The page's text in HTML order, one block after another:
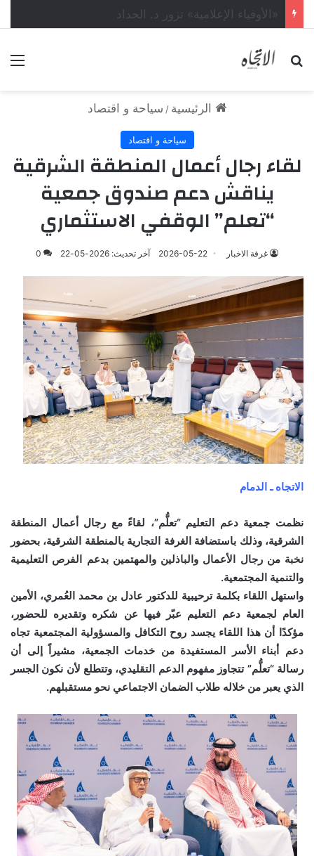
بحث عن
الرئيسية / سياحة و اقتصاد
سياحة و اقتصاد
لقاء رجال أعمال المنطقة الشرقية
يناقش دعم صندوق جمعية
“تعلم” الوقفي الاستثماري
غرفة الاخبار 2026-05-22 آخر تحديث: 2026-05-22 0
الاتجاه ـ الدمام
نظمت جمعية دعم التعليم “تعلُّم”، لقاءً مع رجال أعمال المنطقة
الشرقية، وذلك باستضافة الغرفة التجارية بالمنطقة الشرقية، بحضور
نخبة من رجال الأعمال والباذلين والمهتمين بدعم الفرص التعليمية
والتنمية المجتمعية.
واستهل اللقاء بكلمة ترحيبية للدكتور عادل بن محمد العُمري، الأمين
العام لجمعية دعم التعليم عبّر فيها عن شكره وتقديره للحضور،
مؤكدًا أن هذا اللقاء يجسد روح التكافل والمسؤولية المجتمعية تجاه
دعم أبناء الأسر المستفيدة من خدمات الجمعية، مشيراً إلى أن
رسالة “تعلُّم” تتجاوز مفهوم الدعم التقليدي، وتتطلع لأن نكون الجسر
الذي يعبر من خلاله طلاب الضمان الاجتماعي نحو مستقبلهم.